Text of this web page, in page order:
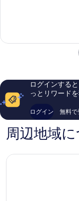
ン
シ
ン
(康
旅
‐
蓮
素
い、
コ
ミ
件
の
コ
ログインする
っとリワード
ログイン 無料で
周辺地域